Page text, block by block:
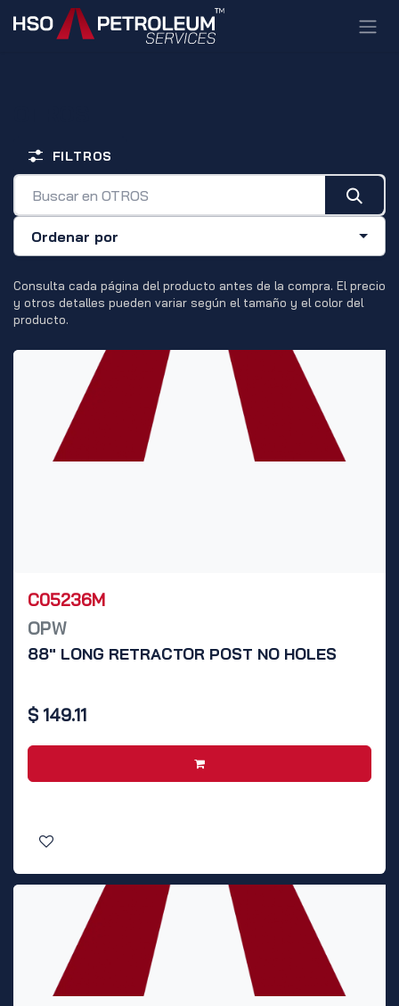
Ir al contenido
Ordenar por
FILTROS
Consulta cada página del producto antes de la compra. El precio
y otros detalles pueden variar según el tamaño y el color del
producto.
C05236M
OPW
88" LONG RETRACTOR POST NO HOLES
$ 149.11